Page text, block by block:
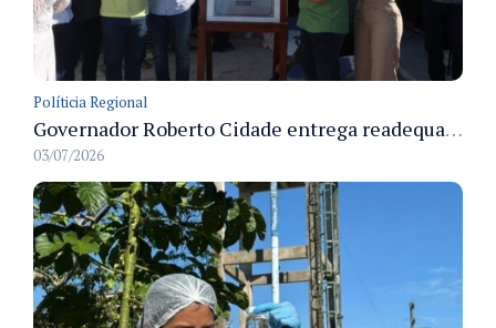
Políticia Regional
Governador Roberto Cidade entrega readequação do ambulatório da FCecon e amplia capacidade de atendimento oncológico em Manaus
03/07/2026